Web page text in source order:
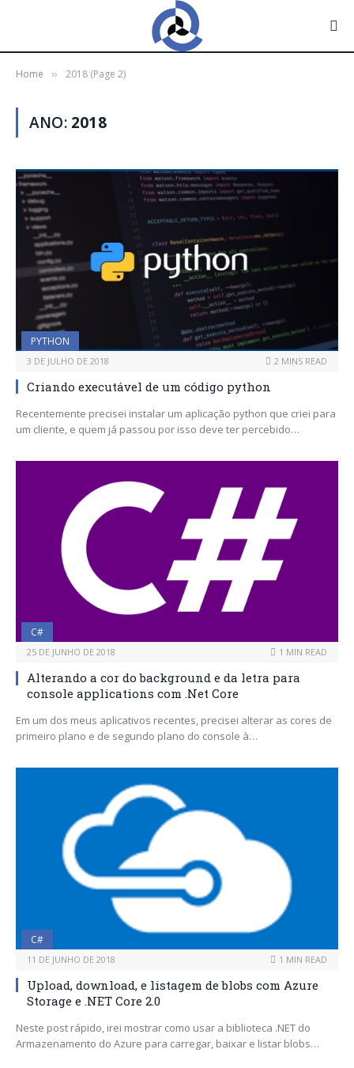
Home » 2018 (Page 2)
ANO: 2018
PYTHON
3 DE JULHO DE 2018 2 MINS READ
Criando executável de um código python
Recentemente precisei instalar um aplicação python que criei para
um cliente, e quem já passou por isso deve ter percebido…
C#
25 DE JUNHO DE 2018 1 MIN READ
Alterando a cor do background e da letra para
console applications com .Net Core
Em um dos meus aplicativos recentes, precisei alterar as cores de
primeiro plano e de segundo plano do console à…
C#
11 DE JUNHO DE 2018 1 MIN READ
Upload, download, e listagem de blobs com Azure
Storage e .NET Core 2.0
Neste post rápido, irei mostrar como usar a biblioteca .NET do
Armazenamento do Azure para carregar, baixar e listar blobs…